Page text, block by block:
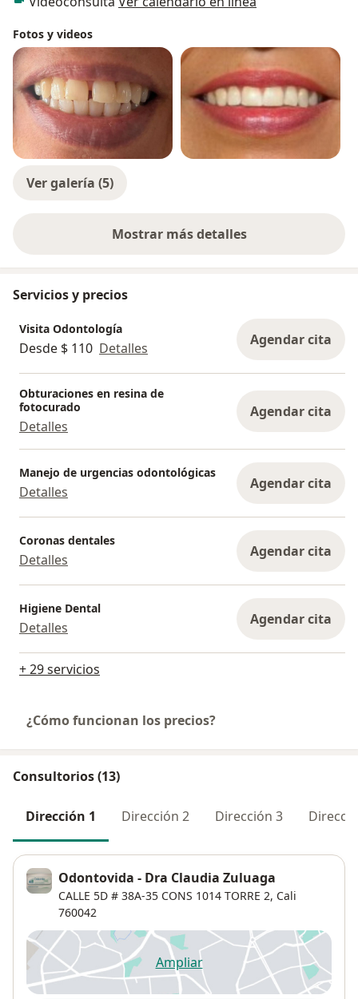
Fotos y videos
Ver galería (5)
Mostrar más detalles
sobre la experiencia
Servicios y precios
Visita Odontología
Desde $ 110 Detalles Agendar cita
Obturaciones en resina de
fotocurado
Detalles
Agendar cita
Manejo de urgencias odontológicas
Detalles Agendar cita
Coronas dentales
Detalles Agendar cita
Higiene Dental
Detalles Agendar cita
+ 29 servicios
¿Cómo funcionan los precios?
Consultorios (13)
Dirección 1 Dirección 2 Dirección 3
Odontovida - Dra Claudia Zuluaga
CALLE 5D # 38A‐35 CONS 1014 TORRE 2, Cali
760042
Ampliarse abre en una nueva